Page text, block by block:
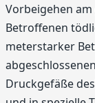
Vorbeigehen
Betroffenen
meterstarker
Druckgefäße